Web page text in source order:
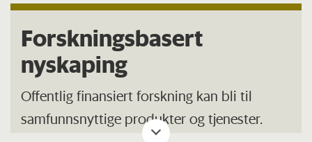
med FORNY-støtte. Også Innovasjon Norge
og NTNU Discovery har støttet Mobitroll.
Forskningsbasert
nyskaping
Offentlig finansiert forskning kan bli til
samfunnsnyttige produkter og tjenester.